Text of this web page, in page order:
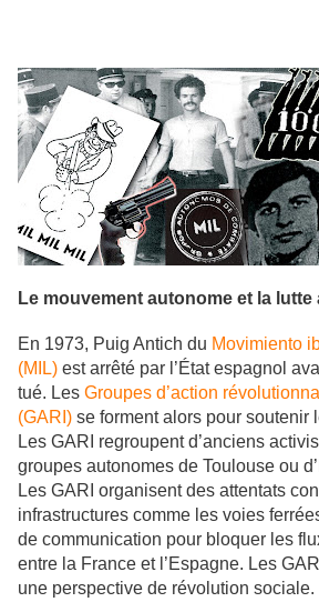
Le mouvement autonome et la lutte
En 1973, Puig Antich du Movimiento
(MIL) est arrêté par l’État espagnol
tué. Les Groupes d’action
(GARI) se forment alors pour soutenir
Les GARI regroupent d’anciens
groupes autonomes de Toulouse ou
Les GARI organisent des attentats
infrastructures comme les voies
de communication pour bloquer les
entre la France et l’Espagne. Les
une perspective de révolution sociale.